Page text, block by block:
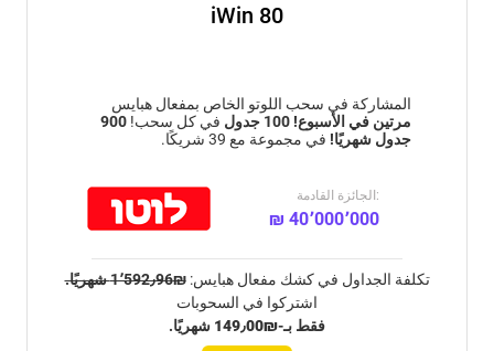
iWin 80
المشاركة في سحب اللوتو الخاص بمفعال هبايس
مرتين في الأسبوع! 100 جدول في كل سحب! 900
جدول شهريًا! في مجموعة مع 39 شريكًا.
الجائزة القادمة:
₪ 40٬000٬000
تكلفة الجداول في كشك مفعال هبايس:₪1٬592٫96 شهريًا.
اشتركوا في السحوبات
فقط بـ-₪149٫00 شهريًا.